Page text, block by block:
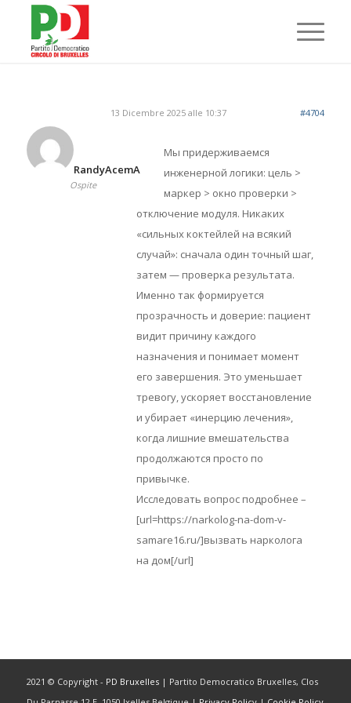
13 Dicembre 2025 alle 10:37 #4704
RandyAcemA
Ospite
Мы придерживаемся
инженерной логики: цель >
маркер > окно проверки >
отключение модуля. Никаких
«сильных коктейлей на всякий
случай»: сначала один точный шаг,
затем — проверка результата.
Именно так формируется
прозрачность и доверие: пациент
видит причину каждого
назначения и понимает момент
его завершения. Это уменьшает
тревогу, ускоряет восстановление
и убирает «инерцию лечения»,
когда лишние вмешательства
продолжаются просто по
привычке.
Исследовать вопрос подробнее –
[url=https://narkolog-na-dom-v-
samare16.ru/]вызвать нарколога
на дом[/url]
2021 © Copyright - PD Bruxelles| Partito Democratico Bruxelles, Clos